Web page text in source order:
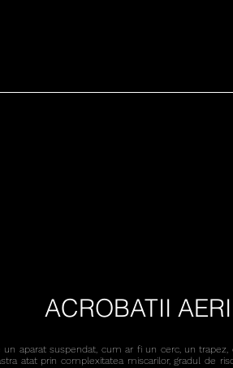
ACROBATII
aparat suspendat, cum ar fi un cerc, un
atat prin complexitatea miscarilor, gradul de